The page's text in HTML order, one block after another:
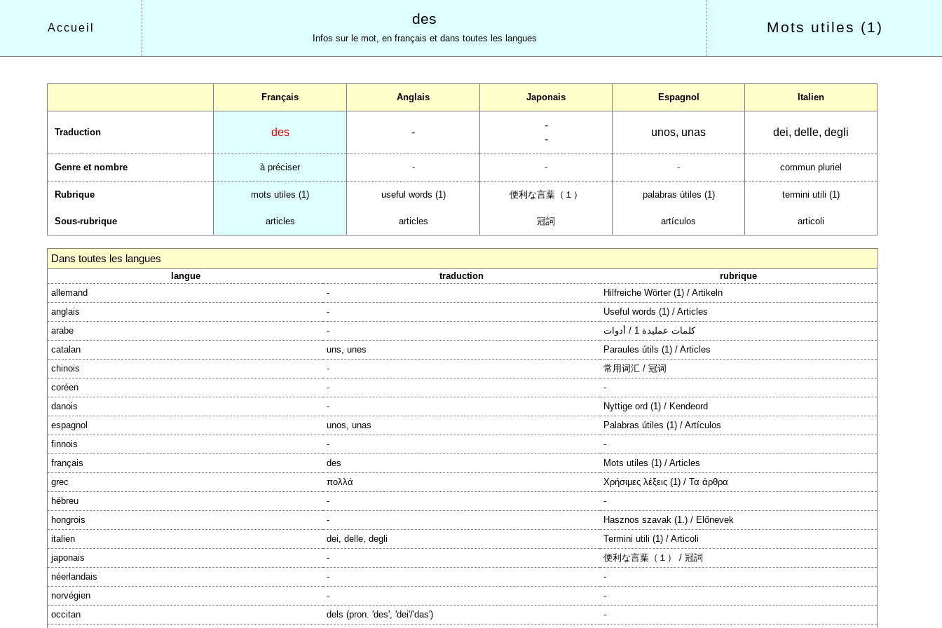
Accueil
des
Infos sur le mot, en français et dans toutes les langues
Mots utiles (1)
Français Anglais Japonais Espagnol Italien
Traduction des -
-
-
unos, unas dei, delle, degli
Genre et nombre à préciser - - - commun pluriel
Rubrique mots utiles (1) useful words (1) 便利な言葉（１） palabras útiles (1) termini utili (1)
Sous-rubrique articles articles 冠詞 artículos articoli
Dans toutes les langues
langue traduction
rubrique
allemand
-
Hilfreiche Wörter (1) / Artikeln
anglais
-
Useful words (1) / Articles
arabe
-
كلمات عمليدة 1 / أدوات
catalan
uns, unes
Paraules útils (1) / Articles
chinois
-
常用词汇 / 冠词
coréen
-
-
danois
-
Nyttige ord (1) / Kendeord
espagnol
unos, unas
Palabras útiles (1) / Artículos
finnois
-
-
français
des
Mots utiles (1) / Articles
grec
πολλά
Χρήσιμες λέξεις (1) / Τα άρθρα
hébreu
-
-
hongrois
-
Hasznos szavak (1.) / Előnevek
italien
dei, delle, degli
Termini utili (1) / Articoli
japonais
-
便利な言葉（１） / 冠詞
néerlandais
-
-
norvégien
-
-
occitan
dels (pron. 'des', 'dei'/'das') -